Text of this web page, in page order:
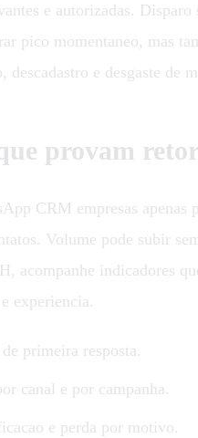
e autorizadas. Disparo
pico momentaneo, mas
descadastro e desgaste de
provam
CRM empresas apenas
Volume pode subir
acompanhe indicadores
experiencia.
primeira resposta.
canal e por campanha.
e perda por motivo.